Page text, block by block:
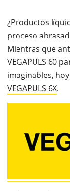
¿Productos
proceso
Mientras que
VEGAPULS 60
imaginables,
VEGAPULS 6X.